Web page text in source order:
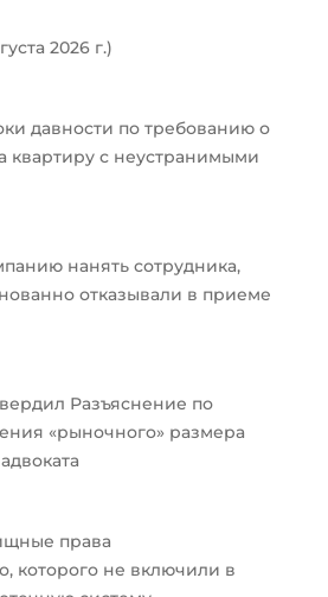
2026 г.)
давности по требованию о
квартиру с неустранимыми
нанять сотрудника,
отказывали в приеме
Разъяснение по
«рыночного» размера
права
которого не включили в